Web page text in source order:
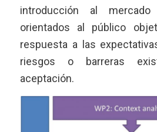
introducción al
orientados al público
respuesta a las
riesgos o barreras
aceptación.